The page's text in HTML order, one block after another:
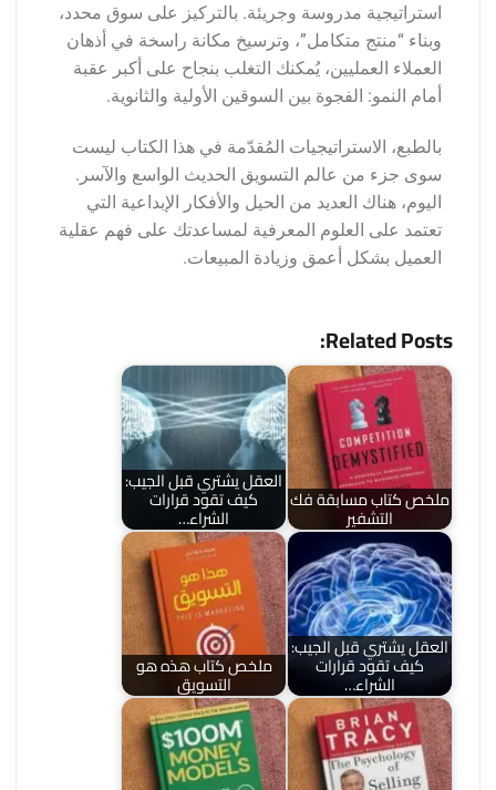
استراتيجية مدروسة وجريئة. بالتركيز على سوق محدد،
وبناء “منتج متكامل”، وترسيخ مكانة راسخة في أذهان
العملاء العمليين، يُمكنك التغلب بنجاح على أكبر عقبة
أمام النمو: الفجوة بين السوقين الأولية والثانوية.
بالطبع، الاستراتيجيات المُقدّمة في هذا الكتاب ليست
سوى جزء من عالم التسويق الحديث الواسع والآسر.
اليوم، هناك العديد من الحيل والأفكار الإبداعية التي
تعتمد على العلوم المعرفية لمساعدتك على فهم عقلية
العميل بشكل أعمق وزيادة المبيعات.
Related Posts:
ملخص كتاب مسابقة فك
التشفير
العقل يشتري قبل الجيب:
كيف تقود قرارات
الشراء…
العقل يشتري قبل الجيب:
كيف تقود قرارات
الشراء…
ملخص كتاب هذه هو
التسويق